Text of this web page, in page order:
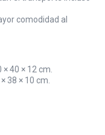
comodidad al
40 × 12 cm.
38 × 10 cm.